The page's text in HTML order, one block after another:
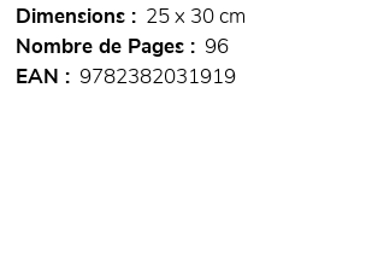
Dimensions
25 x 30 cm
Nombre de Pages
96
EAN
9782382031919